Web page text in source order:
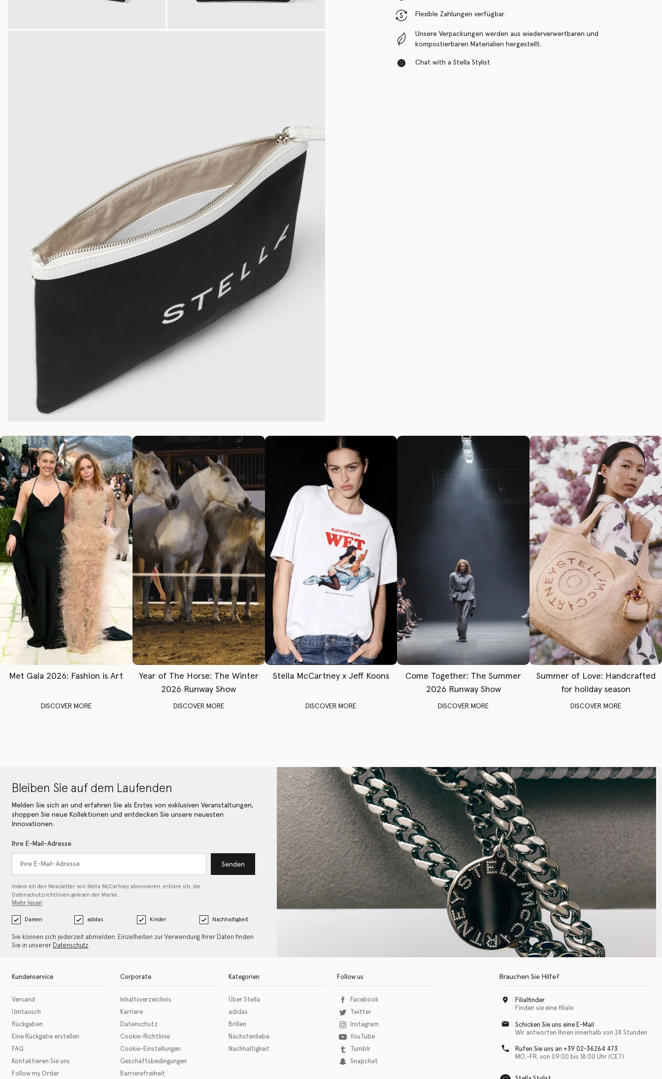
Flexible Zahlungen verfügbar
Unsere Verpackungen werden aus wiederverwertbaren und
kompostierbaren Materialien hergestellt.
Chat with a Stella Stylist
Met Gala 2026: Fashion is Art
DISCOVER MORE
Year of The Horse: The Winter
2026 Runway Show
DISCOVER MORE
Stella McCartney x Jeff Koons
DISCOVER MORE
Come Together: The Summer
2026 Runway Show
DISCOVER MORE
Summer of Love: Handcrafted
for holiday season
DISCOVER MORE
Bleiben Sie auf dem Laufenden
Melden Sie sich an und erfahren Sie als Erstes von exklusiven Veranstaltungen,
shoppen Sie neue Kollektionen und entdecken Sie unsere neuesten
Innovationen.
Ihre E-Mail-Adresse
Senden
Indem ich den Newsletter von Stella McCartney abonnieren, erkläre ich, die
Datenschutzrichtlinien gelesen der Marke…
Mehr lesen
Damen adidas Kinder Nachhaltigkeit
Sie können sich jederzeit abmelden. Einzelheiten zur Verwendung Ihrer Daten finden
Sie in unserer Datenschutz.
Kundenservice
Versand
Umtausch
Rückgaben
Eine Rückgabe erstellen
FAQ
Kontaktieren Sie uns
Follow my Order
Corporate
Inhaltsverzeichnis
Karriere
Datenschutz
Cookie-Richtlinie
Cookie-Einstellungen
Geschäftsbedingungen
Barrierefreiheit
Kategorien
Über Stella
adidas
Brillen
Nächstenliebe
Nachhaltigkeit
Follow us
Facebook
Twitter
Instagram
YouTube
Tumblr
Snapchat
Brauchen Sie Hilfe?
Filialfinder
Finden sie eine filiale
Schicken Sie uns eine E-Mail
Wir antworten Ihnen innerhalb von 24 Stunden
Rufen Sie uns an +39 02-36264 473
MO.-FR. von 09:00 bis 18:00 Uhr (CET)